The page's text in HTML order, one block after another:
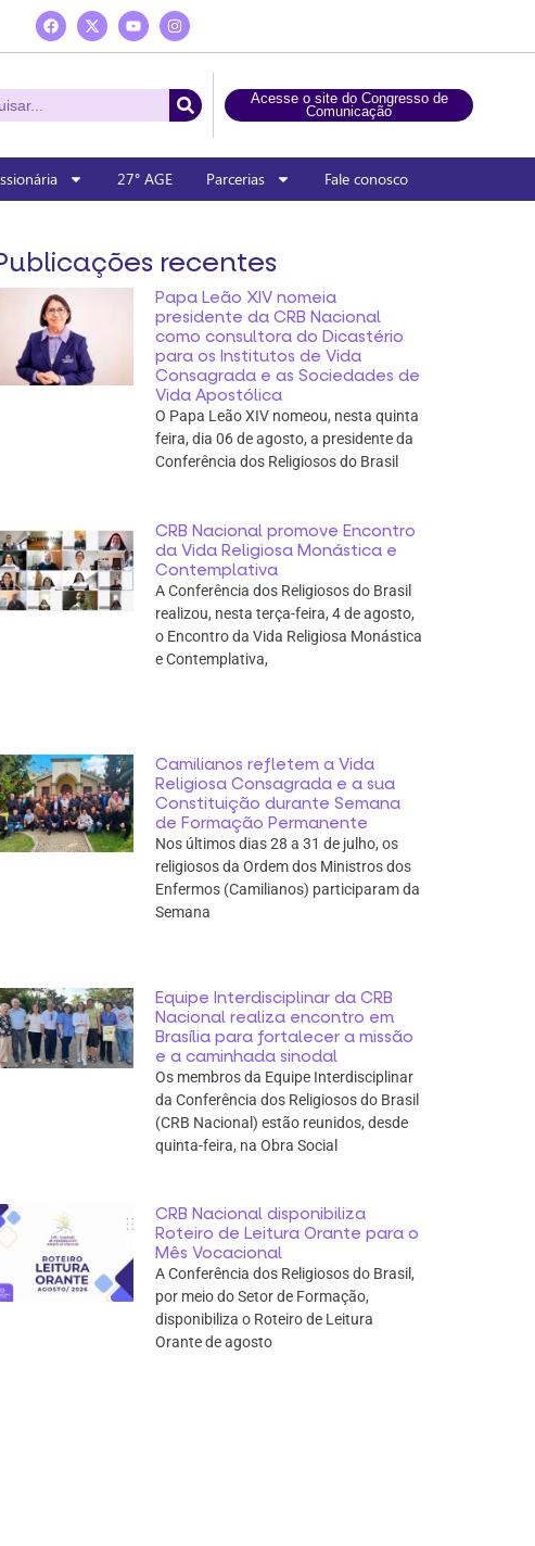
Acesse o site do Congresso de
Comunicação
27° AGE Parcerias Fale conosco
recentes
Papa Leão XIV nomeia
presidente da CRB Nacional
como consultora do Dicastério
para os Institutos de Vida
Consagrada e as Sociedades de
Vida Apostólica
O Papa Leão XIV nomeou, nesta quinta
feira, dia 06 de agosto, a presidente da
Conferência dos Religiosos do Brasil
CRB Nacional promove Encontro
da Vida Religiosa Monástica e
Contemplativa
A Conferência dos Religiosos do Brasil
realizou, nesta terça-feira, 4 de agosto,
o Encontro da Vida Religiosa Monástica
e Contemplativa,
Camilianos refletem a Vida
Religiosa Consagrada e a sua
Constituição durante Semana
de Formação Permanente
Nos últimos dias 28 a 31 de julho, os
religiosos da Ordem dos Ministros dos
Enfermos (Camilianos) participaram da
Semana
Equipe Interdisciplinar da CRB
Nacional realiza encontro em
Brasília para fortalecer a missão
e a caminhada sinodal
Os membros da Equipe Interdisciplinar
da Conferência dos Religiosos do Brasil
(CRB Nacional) estão reunidos, desde
quinta-feira, na Obra Social
CRB Nacional disponibiliza
Roteiro de Leitura Orante para o
Mês Vocacional
A Conferência dos Religiosos do Brasil,
por meio do Setor de Formação,
disponibiliza o Roteiro de Leitura
Orante de agosto